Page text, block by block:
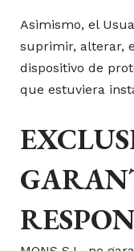
Asimismo, el
suprimir, alterar,
dispositivo de
que estuviera